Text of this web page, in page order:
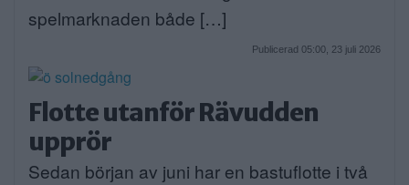
spelmarknaden både […]
Publicerad 05:00, 23 juli 2026
Flotte utanför Rävudden
upprör
Sedan början av juni har en bastuflotte i två